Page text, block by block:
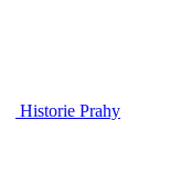
Historie Prahy